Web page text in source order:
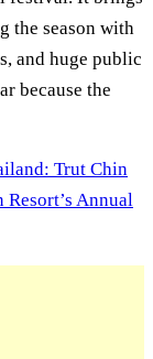
the season with
and huge public
because the
Trut Chin
Annual